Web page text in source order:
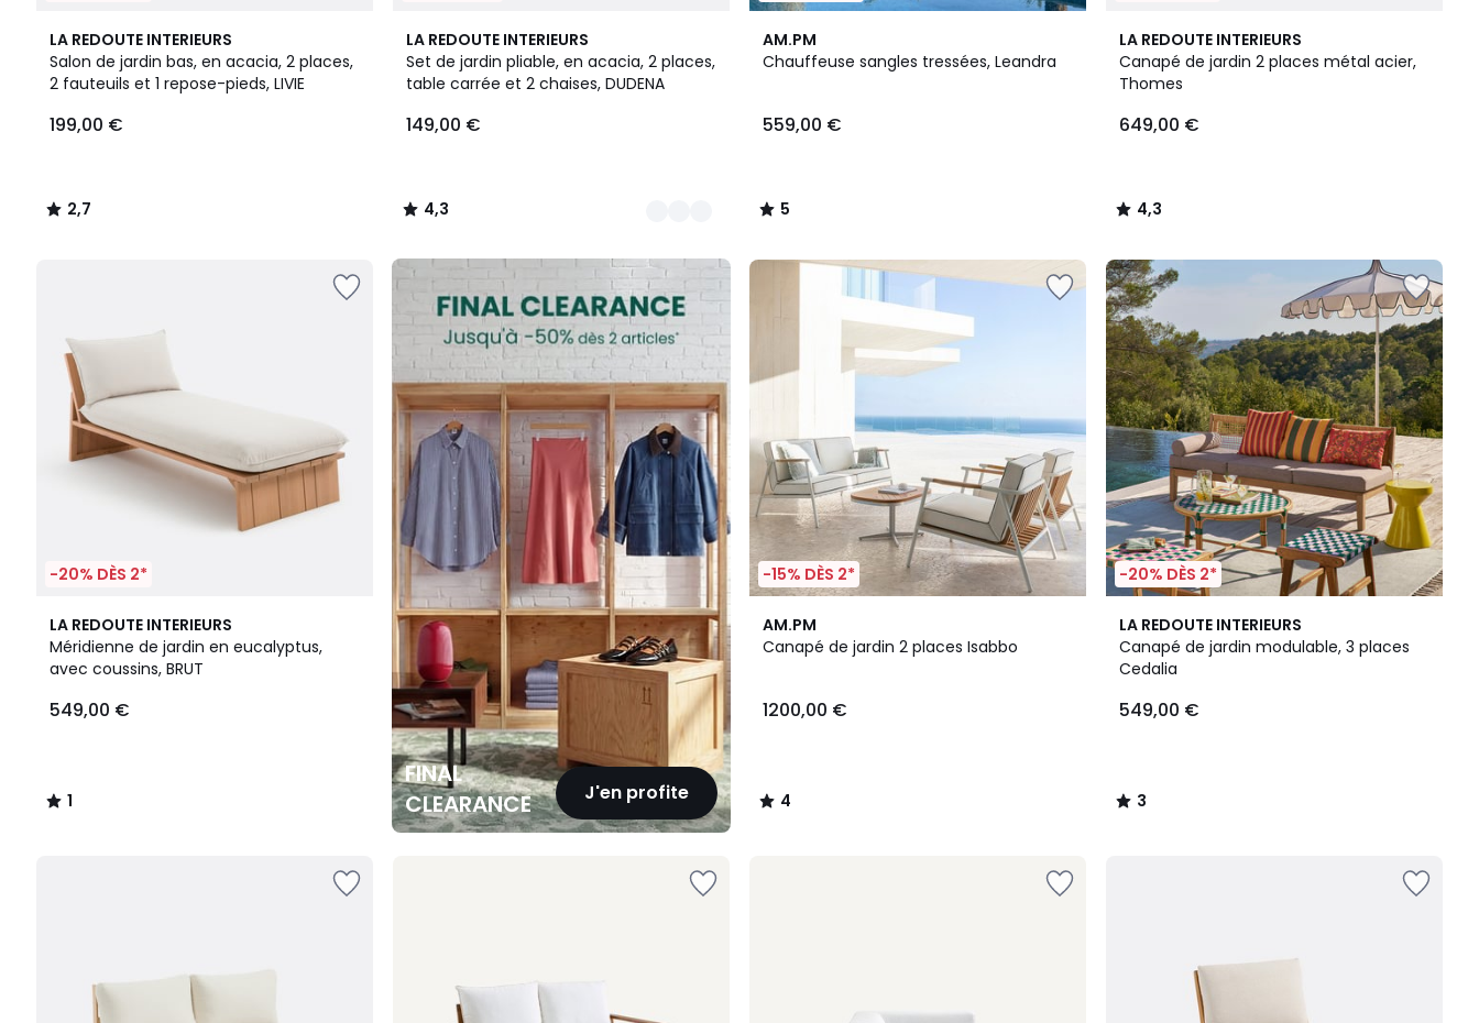
LA REDOUTE INTERIEURS
Salon de jardin bas, en acacia, 2 places,
2 fauteuils et 1 repose-pieds, LIVIE
€.
199,00 €
2,7
/ 5
2,7
/
LA REDOUTE INTERIEURS
Set de jardin pliable, en acacia, 2 places,
table carrée et 2 chaises, DUDENA
149,00 €
4,3
/ 5
4
Couleurs
4,3
/
AM.PM
Chauffeuse sangles tressées, Leandra
559,00 €
5
/
5
/
LA REDOUTE INTERIEURS
Canapé de jardin 2 places métal acier,
Thomes
649,00 €
4,3
/ 5
4,3
/
-20% DÈS 2*
LA REDOUTE INTERIEURS
Méridienne de jardin en eucalyptus,
avec coussins, BRUT
549,00 €
1
/
5
1
/
FINAL
CLEARANCE
J'en profite
FINAL
CLEARANCE
-15% DÈS 2*
AM.PM
Canapé de jardin 2 places Isabbo
1200,00 €
4
/
4
/
-20% DÈS 2*
LA REDOUTE INTERIEURS
Canapé de jardin modulable, 3 places
Cedalia
549,00 €
3
/
5
3
/